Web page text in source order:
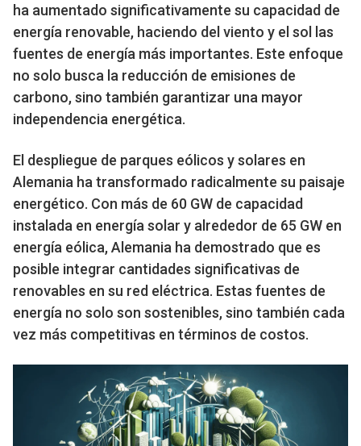
ha aumentado significativamente su capacidad de
energía renovable, haciendo del viento y el sol las
fuentes de energía más importantes. Este enfoque
no solo busca la reducción de emisiones de
carbono, sino también garantizar una mayor
independencia energética.
El despliegue de parques eólicos y solares en
Alemania ha transformado radicalmente su paisaje
energético. Con más de 60 GW de capacidad
instalada en energía solar y alrededor de 65 GW en
energía eólica, Alemania ha demostrado que es
posible integrar cantidades significativas de
renovables en su red eléctrica. Estas fuentes de
energía no solo son sostenibles, sino también cada
vez más competitivas en términos de costos.